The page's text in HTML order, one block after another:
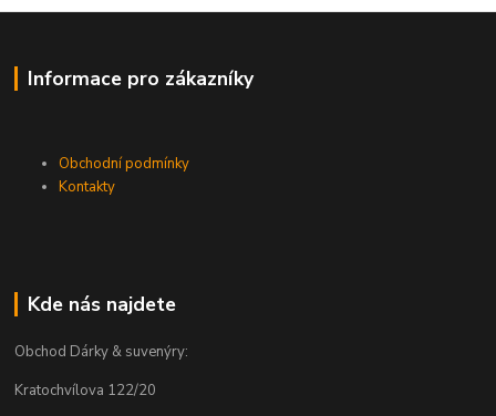
Informace pro zákazníky
Obchodní podmínky
Kontakty
Kde nás najdete
Obchod Dárky & suvenýry:
Kratochvílova 122/20